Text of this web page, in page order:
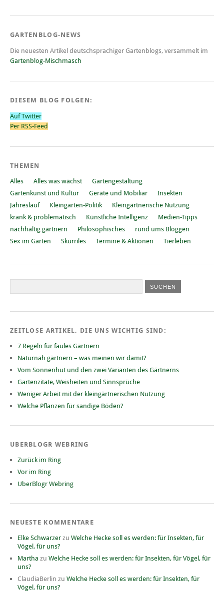
GARTENBLOG-NEWS
Die neuesten Artikel deutschsprachiger Gartenblogs, versammelt im
Gartenblog-Mischmasch
DIESEM BLOG FOLGEN:
Auf Twitter
Per RSS-Feed
THEMEN
Alles Alles was wächst
Gartengestaltung
Gartenkunst und Kultur
Geräte und Mobiliar
Insekten
Jahreslauf
Kleingarten-Politik
Kleingärtnerische Nutzung
krank & problematisch
Künstliche Intelligenz
Medien-Tipps
nachhaltig gärtnern
Philosophisches
rund ums Bloggen
Sex im Garten
Skurriles Termine & Aktionen Tierleben
ZEITLOSE ARTIKEL, DIE UNS WICHTIG SIND:
7 Regeln für faules Gärtnern
Naturnah gärtnern – was meinen wir damit?
Vom Sonnenhut und den zwei Varianten des Gärtnerns
Gartenzitate, Weisheiten und Sinnsprüche
Weniger Arbeit mit der kleingärtnerischen Nutzung
Welche Pflanzen für sandige Böden?
UBERBLOGR WEBRING
Zurück im Ring
Vor im Ring
UberBlogr Webring
NEUESTE KOMMENTARE
Elke Schwarzer zu Welche Hecke soll es werden: für Insekten, für
Vögel, für uns?
Martha zu Welche Hecke soll es werden: für Insekten, für Vögel, für
uns?
ClaudiaBerlin zu Welche Hecke soll es werden: für Insekten, für
Vögel, für uns?